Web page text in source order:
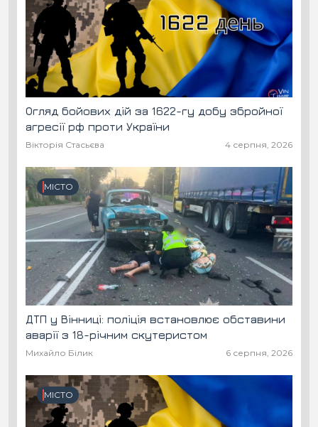
Огляд бойових дій за 1622-гу добу збройної
агресії рф проти України
Вікторія Стасьєва 4 серпня, 2026
МІСТО
ДТП у Вінниці: поліція встановлює обставини
аварії з 18-річним скутеристом
Михайло Білик 6 серпня, 2026
МІСТО